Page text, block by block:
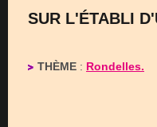
SUR L'ÉTABLI
THÈME : Rondelles.